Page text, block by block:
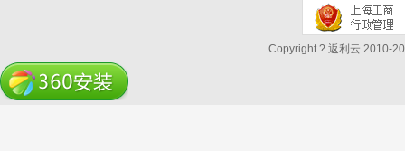
Copyright ? 返利云 2010-